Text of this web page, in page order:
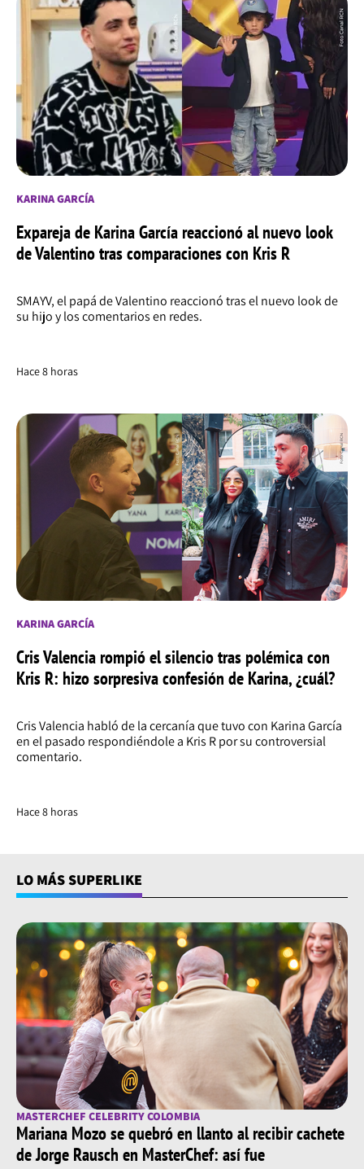
KARINA GARCÍA
Expareja de Karina García reaccionó al nuevo look
de Valentino tras comparaciones con Kris R
SMAYV, el papá de Valentino reaccionó tras el nuevo look de
su hijo y los comentarios en redes.
Hace 8 horas
KARINA GARCÍA
Cris Valencia rompió el silencio tras polémica con
Kris R: hizo sorpresiva confesión de Karina, ¿cuál?
Cris Valencia habló de la cercanía que tuvo con Karina García
en el pasado respondiéndole a Kris R por su controversial
comentario.
Hace 8 horas
LO MÁS SUPERLIKE
MASTERCHEF CELEBRITY COLOMBIA
Mariana Mozo se quebró en llanto al recibir cachete
de Jorge Rausch en MasterChef: así fue